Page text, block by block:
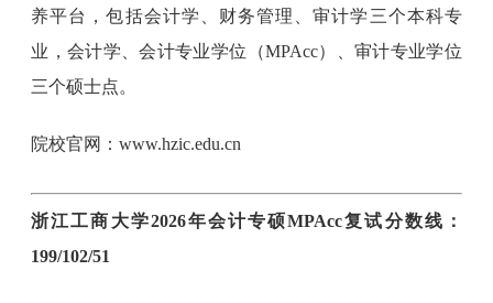
养平台，包括会计学、财务管理、审计学三个本科专
业，会计学、会计专业学位（MPAcc）、审计专业学位
三个硕士点。
院校官网：www.hzic.edu.cn
浙江工商大学2026年会计专硕MPAcc复试分数线：
199/102/51